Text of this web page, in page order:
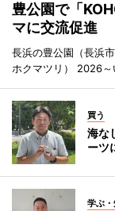
豊公園で「
マに交流促進
長浜の豊公園（長浜
ホクマツリ） 2026～
買う
海な
ーツ
学ぶ・